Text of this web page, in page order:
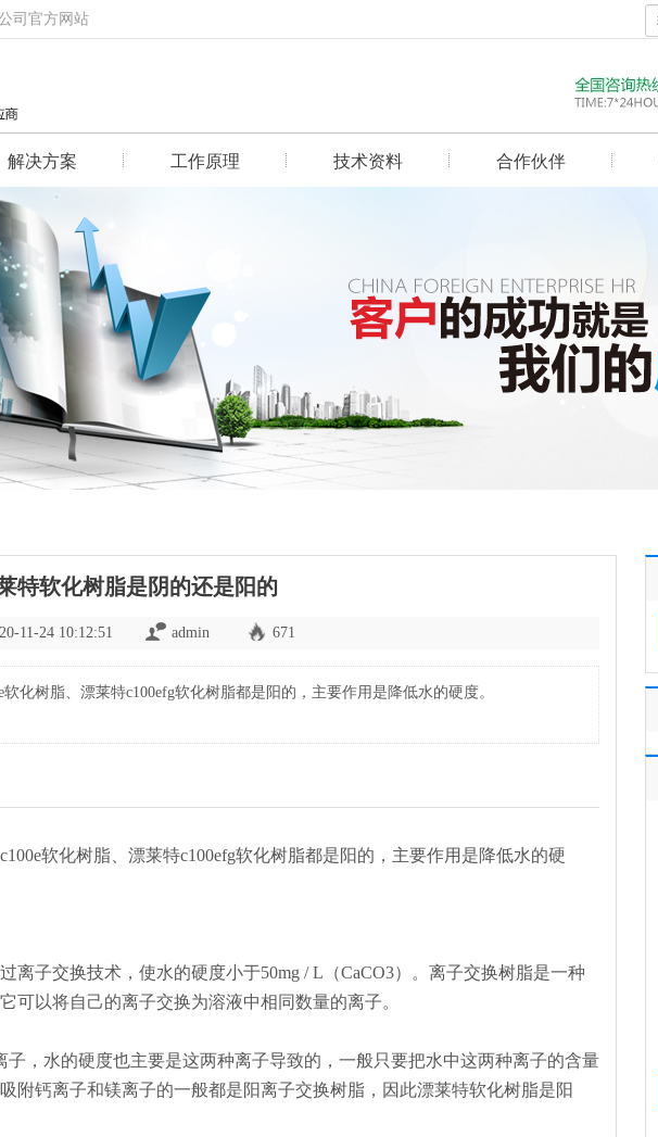
司官方网站
解决方案 工作原理 技术资料 合作伙伴
特软化树脂是阴的还是阳的
11-24 10:12:51 admin 671
化树脂、漂莱特c100efg软化树脂都是阳的，主要作用是降低水的硬度。
软化树脂、漂莱特c100efg软化树脂都是阳的，主要作用是降低水的硬
离子交换技术，使水的硬度小于50mg / L（CaCO3）。离子交换树脂是一种
可以将自己的离子交换为溶液中相同数量的离子。
，水的硬度也主要是这两种离子导致的，一般只要把水中这两种离子的含量
附钙离子和镁离子的一般都是阳离子交换树脂，因此漂莱特软化树脂是阳